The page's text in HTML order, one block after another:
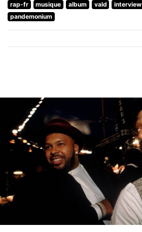
rap-fr musique album vald interview
pandemonium